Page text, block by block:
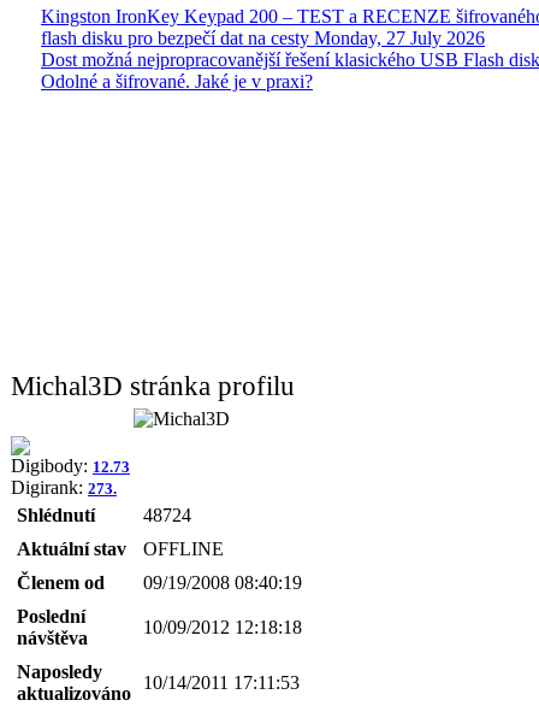
Kingston IronKey Keypad 200 – TEST a RECENZE
flash disku pro bezpečí dat na cesty Monday, 27 July 2026
Dost možná nejpropracovanější řešení klasického USB Flash
Odolné a šifrované. Jaké je v praxi?
Michal3D stránka profilu
Digibody: 12.73
Digirank: 273.
Shlédnutí
48724
Aktuální stav
OFFLINE
Členem od
09/19/2008 08:40:19
Poslední
návštěva
10/09/2012 12:18:18
Naposledy
aktualizováno
10/14/2011 17:11:53